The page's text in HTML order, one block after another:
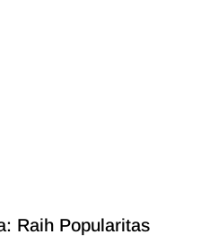
Raih Popularitas